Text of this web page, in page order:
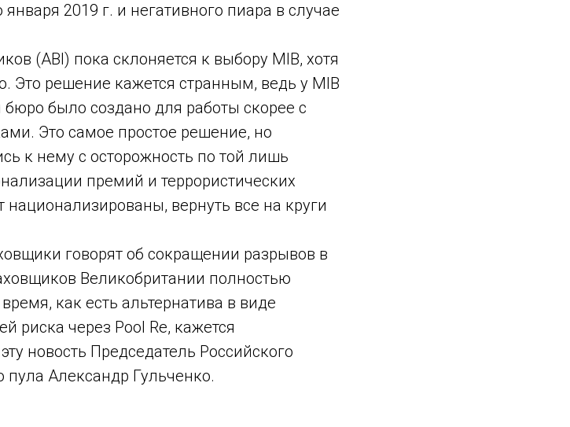
2019 г. и негативного пиара в случае
(ABI) пока склоняется к выбору MIB, хотя
Это решение кажется странным, ведь у MIB
было создано для работы скорее с
Это самое простое решение, но
к нему с осторожность по той лишь
премий и террористических
национализированы, вернуть все на круги
говорят об сокращении разрывов в
Великобритании полностью
как есть альтернатива в виде
риска через Pool Re, кажется
новость Председатель Российского
пула Александр Гульченко.